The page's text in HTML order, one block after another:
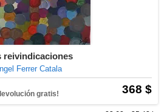
reivindicaciones
Ferrer Catala
368 $
gratis!